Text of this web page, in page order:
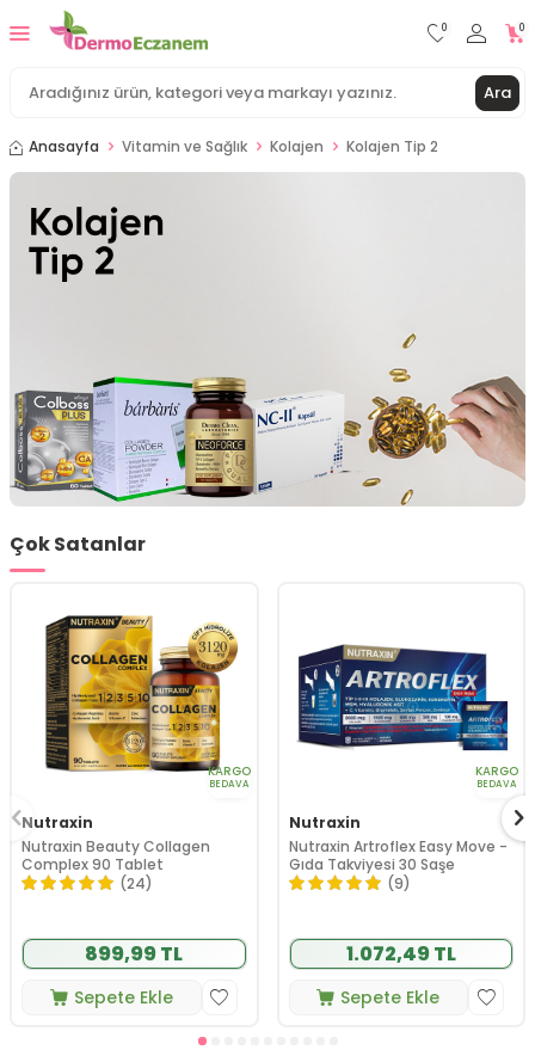
Ara
0 0
Anasayfa Vitamin ve Sağlık Kolajen Kolajen Tip 2
Çok Satanlar
KARGO
BEDAVA
Nutraxin
Nutraxin Beauty Collagen
Complex 90 Tablet
(24)
899,99 TL
Sepete Ekle
KARGO
BEDAVA
Nutraxin
Nutraxin Artroflex Easy Move -
Gıda Takviyesi 30 Saşe
(9)
1.072,49 TL
Sepete Ekle